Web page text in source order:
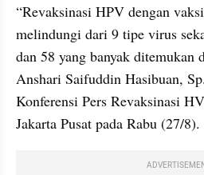
“Revaksinasi HPV dengan
melindungi dari 9 tipe virus
dan 58 yang banyak ditemukan
Anshari Saifuddin Hasibuan,
Konferensi Pers Revaksinasi
Jakarta Pusat pada Rabu (27/8).